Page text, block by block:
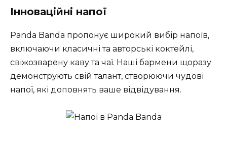
Інноваційні напої
Panda Banda пропонує широкий вибір напоїв,
включаючи класичні та авторські коктейлі,
свіжозварену каву та чаї. Наші бармени щоразу
демонструють свій талант, створюючи чудові
напої, які доповнять ваше відвідування.